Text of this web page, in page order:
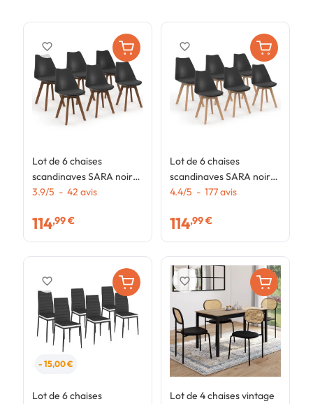
Lot de 6 chaises
scandinaves SARA noires
pieds foncés pour salle à
3.9/5 - 42 avis
114,99 €
favorite_border
- 15,00 €
Lot de 6 chaises
favorite_border
Lot de 6 chaises
scandinaves SARA noires
pour salle à manger
4.4/5 - 177avis
114,99 €
favorite_border
Lot de 4 chaises vintage
favorite_border